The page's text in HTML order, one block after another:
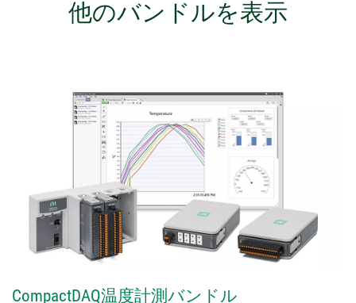
他のバンドルを表示
CompactDAQ温度計測バンドル